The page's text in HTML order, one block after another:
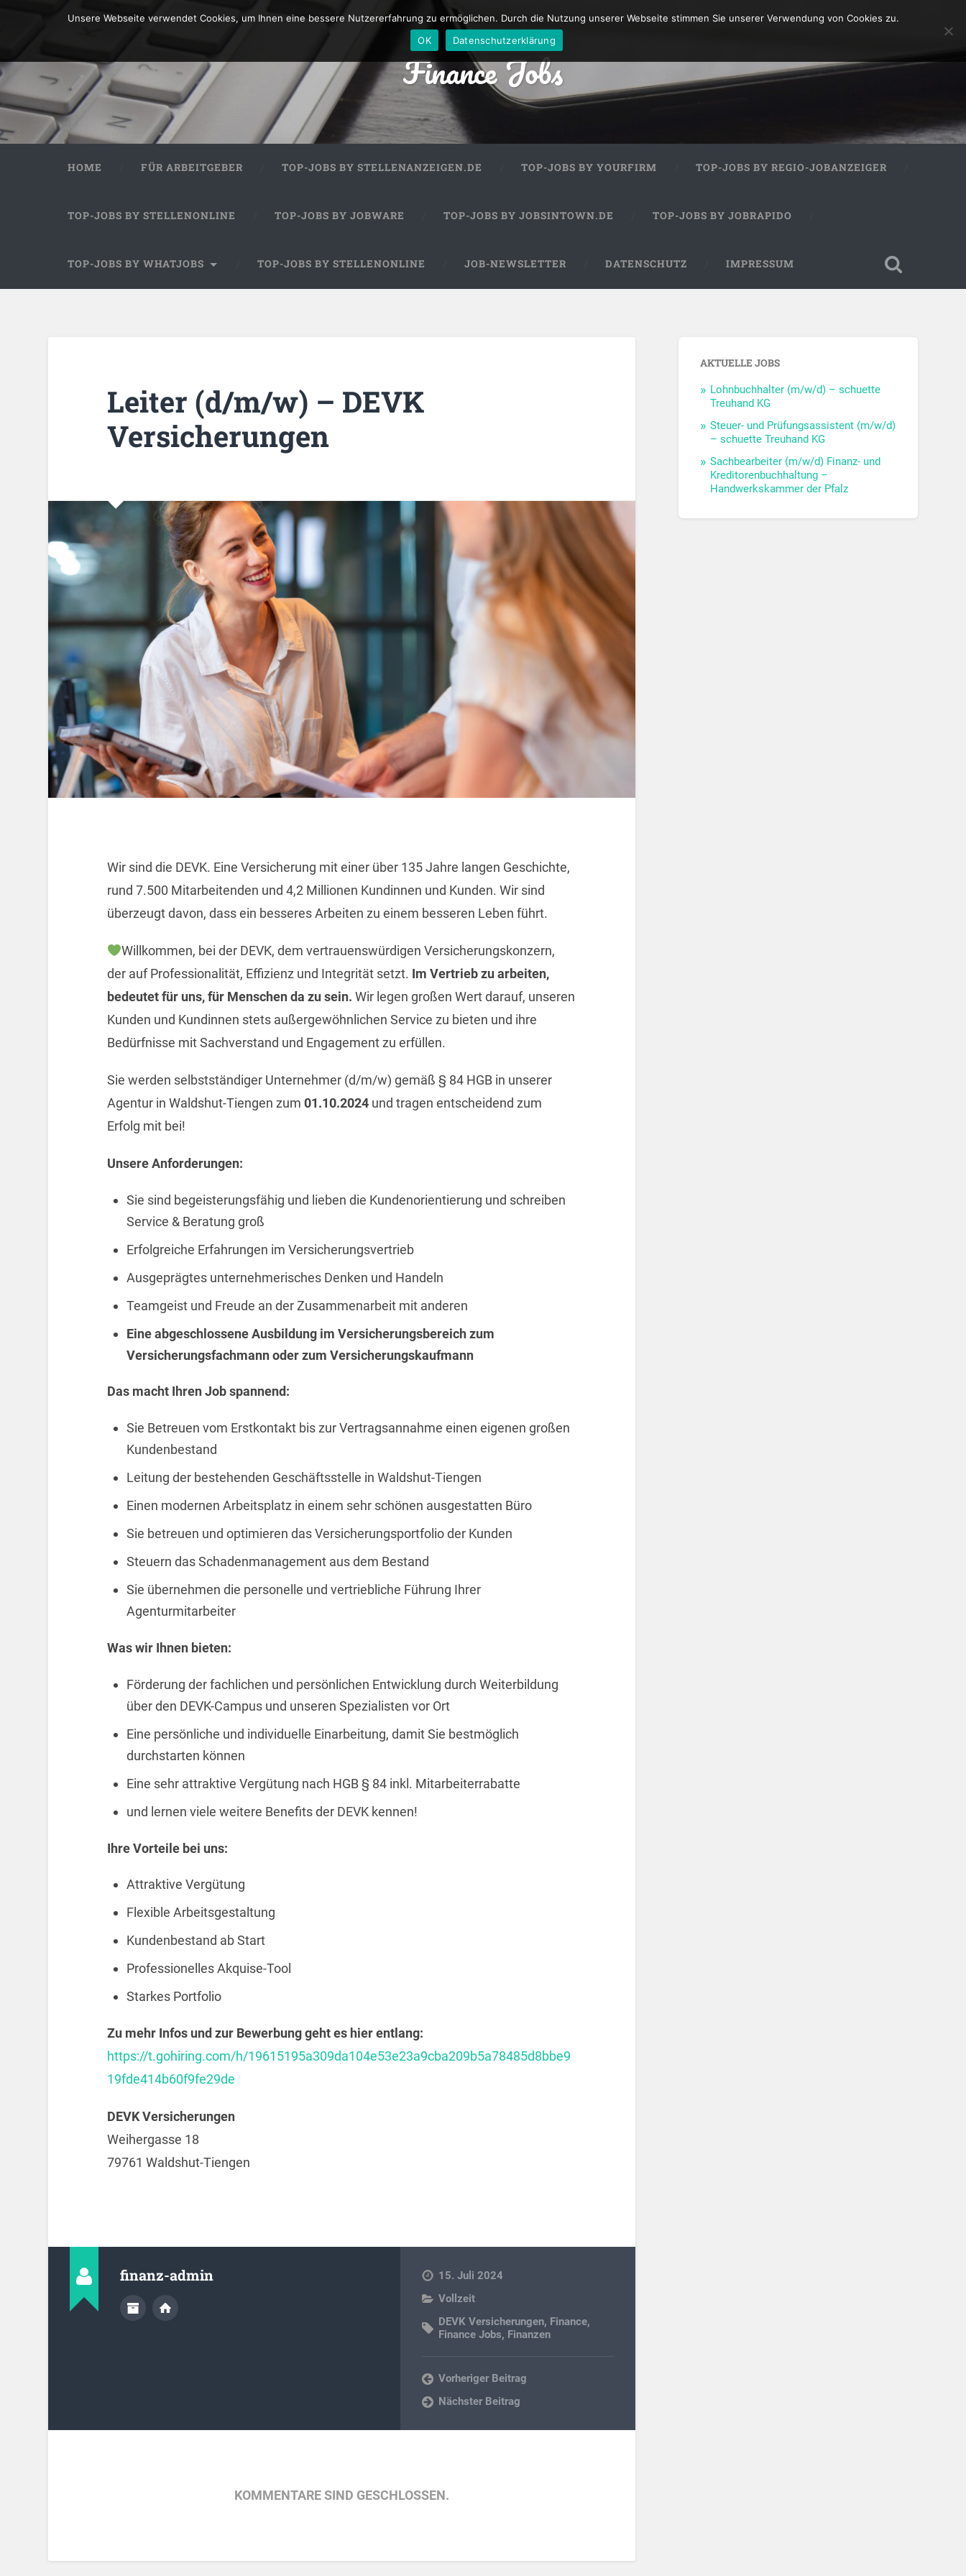
Finance Jobs
HOME FÜR ARBEITGEBER TOP-JOBS BY STELLENANZEIGEN.DE TOP-JOBS BY YOURFIRM TOP-JOBS BY REGIO-JOBANZEIGER
TOP-JOBS BY STELLENONLINE TOP-JOBS BY JOBWARE TOP-JOBS BY JOBSINTOWN.DE TOP-JOBS BY JOBRAPIDO
TOP-JOBS BY WHATJOBS TOP-JOBS BY STELLENONLINE JOB-NEWSLETTER DATENSCHUTZ IMPRESSUM
Leiter (d/m/w) – DEVK
Versicherungen
Wir sind die DEVK. Eine Versicherung mit einer über 135 Jahre langen Geschichte,
rund 7.500 Mitarbeitenden und 4,2 Millionen Kundinnen und Kunden. Wir sind
überzeugt davon, dass ein besseres Arbeiten zu einem besseren Leben führt.
Willkommen, bei der DEVK, dem vertrauenswürdigen Versicherungskonzern,
der auf Professionalität, Effizienz und Integrität setzt. Im Vertrieb zu arbeiten,
bedeutet für uns, für Menschen da zu sein. Wir legen großen Wert darauf, unseren
Kunden und Kundinnen stets außergewöhnlichen Service zu bieten und ihre
Bedürfnisse mit Sachverstand und Engagement zu erfüllen.
Sie werden selbstständiger Unternehmer (d/m/w) gemäß § 84 HGB in unserer
Agentur in Waldshut-Tiengen zum 01.10.2024und tragen entscheidend zum
Erfolg mit bei!
Unsere Anforderungen:
Sie sind begeisterungsfähig und lieben die Kundenorientierung und schreiben
Service & Beratung groß
Erfolgreiche Erfahrungen im Versicherungsvertrieb
Ausgeprägtes unternehmerisches Denken und Handeln
Teamgeist und Freude an der Zusammenarbeit mit anderen
Eine abgeschlossene Ausbildung im Versicherungsbereich zum
Versicherungsfachmann oder zum Versicherungskaufmann
Das macht Ihren Job spannend:
Sie Betreuen vom Erstkontakt bis zur Vertragsannahme einen eigenen großen
Kundenbestand
Leitung der bestehenden Geschäftsstelle in Waldshut-Tiengen
Einen modernen Arbeitsplatz in einem sehr schönen ausgestatten Büro
Sie betreuen und optimieren das Versicherungsportfolio der Kunden
Steuern das Schadenmanagement aus dem Bestand
Sie übernehmen die personelle und vertriebliche Führung Ihrer
Agenturmitarbeiter
Was wir Ihnen bieten:
Förderung der fachlichen und persönlichen Entwicklung durch Weiterbildung
über den DEVK-Campus und unseren Spezialisten vor Ort
Eine persönliche und individuelle Einarbeitung, damit Sie bestmöglich
durchstarten können
Eine sehr attraktive Vergütung nach HGB § 84 inkl. Mitarbeiterrabatte
und lernen viele weitere Benefits der DEVK kennen!
Ihre Vorteile bei uns:
Attraktive Vergütung
Flexible Arbeitsgestaltung
Kundenbestand ab Start
Professionelles Akquise-Tool
Starkes Portfolio
Zu mehr Infos und zur Bewerbung geht es hier entlang:
https://t.gohiring.com/h/19615195a309da104e53e23a9cba209b5a78485d8bbe9
19fde414b60f9fe29de
DEVK Versicherungen
Weihergasse 18
79761 Waldshut-Tiengen
finanz-admin
15. Juli 2024
Vollzeit
DEVK Versicherungen, Finance,
Finance Jobs, Finanzen
Vorheriger Beitrag
Nächster Beitrag
KOMMENTARE SIND GESCHLOSSEN.
AKTUELLE JOBS
Lohnbuchhalter (m/w/d) – schuette
Treuhand KG
Steuer- und Prüfungsassistent (m/w/d)
– schuette Treuhand KG
Sachbearbeiter (m/w/d) Finanz- und
Kreditorenbuchhaltung –
Handwerkskammer der Pfalz
Unsere Webseite verwendet Cookies, um Ihnen eine bessere Nutzererfahrung zu ermöglichen. Durch die Nutzung unserer Webseite stimmen Sie unserer Verwendung von Cookies zu.
OK
Datenschutzerklärung